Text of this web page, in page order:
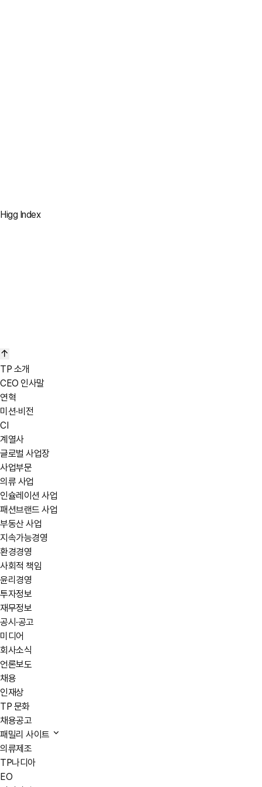
Higg Index
바로가기
TP 소개
CEO 인사말
연혁
미션·비전
CI
계열사
글로벌 사업장
사업부문
의류 사업
인슐레이션 사업
패션브랜드 사업
부동산 사업
지속가능경영
환경경영
사회적 책임
윤리경영
투자정보
재무정보
공시·공고
미디어
회사소식
언론보도
채용
인재상
TP 문화
채용공고
패밀리 사이트
의류제조
TP나디아
EO